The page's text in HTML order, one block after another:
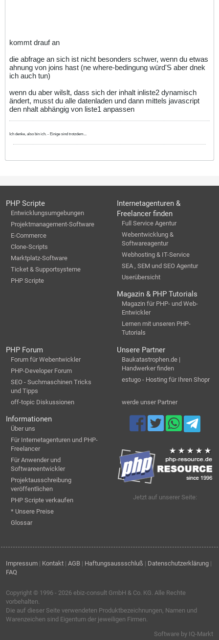
kommt drauf an
die abfrage an sich ist nicht besonders schwer, wenn du etwas
ahnung von joins hast (ne where-bedingung würd'S aber dnek
ich auch tun)
wenn du aber wilslt, dass sich der inhalt inliste2 dynamisch
ändert, musst du alle datenladen und dann mittels javascript
den nhalt abhängig von liste1 anpassen
Ich denke, also bin ich. - Einige sind trotzdem...
PHP Scripte
Entwicklungsumgebungen
Projektmanagement-Software
E-Commerce
Clone-Scripts
Marktplatz-Software
Ticket & Supportsysteme
PHP Scripte
Internetagenturen &
Freelancer finden
Full Service Agentur
Webentwicklung &
Softwareagentur
Webhosting & IT-Service
SEA , SEM und SEO Agentur
Userübersicht
Magazin & PHP Tutorials
Magazin für PHP- und Web-
Entwickler
Lernen mit unseren PHP-
Tutorials
PHP Forum
Forum für Webentwickler
PHP-Developer Forum
SEO - Suchmaschinen Tricks
und Tipps
off-topic Diskussionen
Unsere Partner
Baukatastrophen.de |
Handwerker finden
estugo - Hosting für Ihren Shopr
werde unser Partner
Informationen
Über uns
Für Internetagenturen und PHP-
Freelancer
Für Anwender und
Softwareentwickler
Projektausschreibung
veröffentlichen
PHP Scripte verkaufen
* Unsere Preise
Glossar
Jetzt auf unserer Seite:
Impressum | Kontakt | AGB | Haftungsaussschluß | Datenschutzerklärung |
FAQ
Copyright © 1996 - 2026 ebiz-consult GmbH & Co. KG . Alle Rechte
vorbehalten.
Die auf dieser Seite verwendeten Produktbezeichnungen, Namen und
Warenzeichen sind Eigentum der jeweiligen Firmen.
Software by IQ-Markt